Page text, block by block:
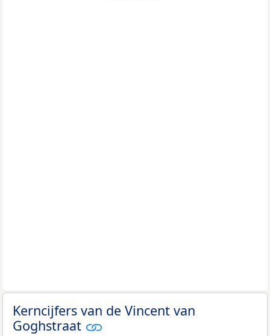
Kerncijfers van de Vincent van
Goghstraat